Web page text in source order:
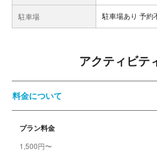
駐車場 駐車場あり 予約
アクティビテ
料金について
プラン料金
1,500円〜